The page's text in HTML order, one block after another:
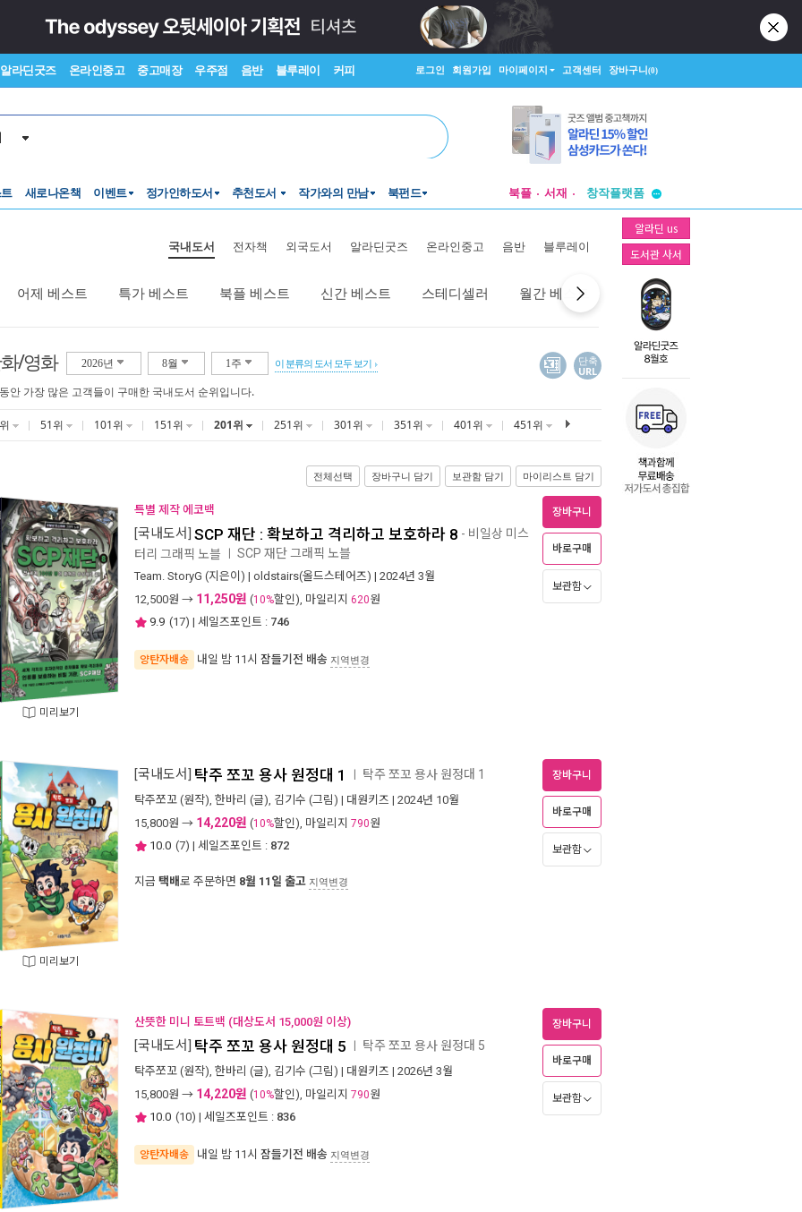
알라딘굿즈 온라인중고 중고매장 우주점 음반 블루레이 커피 로그인 회원가입 마이페이지 고객센터 장바구니(0)
새로나온책 이벤트 정가인하도서 추천도서 작가와의 만남 북펀드 북플 서재
창작플랫폼
투비컨티뉴드
알라딘 us
도서관 사서
국내도서 전자책 외국도서 알라딘굿즈 온라인중고 음반 블루레이
어제 베스트 특가 베스트 북플 베스트 신간 베스트 스테디셀러 월간 베스트 역대 베스트
/영화 2026년 8월 1주 이 분류의 도서 모두 보기
단축
URL
안 가장 많은 고객들이 구매한 국내도서 순위입니다.
51위 101위 151위 201위 251위 301위 351위 401위 451위
전체선택 장바구니 담기 보관함 담기 마이리스트 담기
미리보기
특별 제작 에코백
[국내도서] SCP 재단 : 확보하고 격리하고 보호하라 8 - 비일상 미스
터리 그래픽 노블 SCP 재단 그래픽 노블
Team. StoryG (지은이) | oldstairs(올드스테어즈) | 2024년 3월
12,500원 → 11,250원 (10%할인), 마일리지 620원
9.9 (17) | 세일즈포인트 : 746
양탄자배송 내일 밤 11시 잠들기전 배송 지역변경
장바구니
바로구매
보관함
미리보기
[국내도서] 탁주 쪼꼬 용사 원정대 1 탁주 쪼꼬 용사 원정대 1
탁주쪼꼬 (원작), 한바리 (글), 김기수 (그림) | 대원키즈 | 2024년 10월
15,800원 → 14,220원 (10%할인), 마일리지 790원
10.0 (7) | 세일즈포인트 : 872
지금 택배로 주문하면 8월 11일 출고 지역변경
장바구니
바로구매
보관함
산뜻한 미니 토트백 (대상도서 15,000원 이상)
[국내도서] 탁주 쪼꼬 용사 원정대 5 탁주 쪼꼬 용사 원정대 5
탁주쪼꼬 (원작), 한바리 (글), 김기수 (그림) | 대원키즈 | 2026년 3월
15,800원 → 14,220원 (10%할인), 마일리지 790원
10.0 (10) | 세일즈포인트 : 836
양탄자배송 내일 밤 11시 잠들기전 배송 지역변경
장바구니
바로구매
보관함